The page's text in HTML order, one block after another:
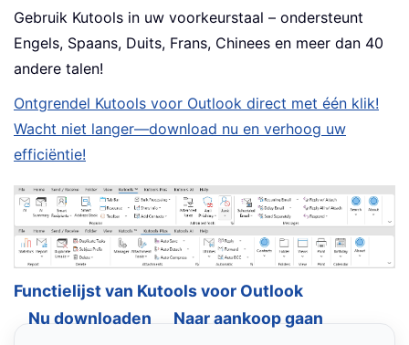
Gebruik Kutools in uw voorkeurstaal – ondersteunt
Engels, Spaans, Duits, Frans, Chinees en meer dan 40
andere talen!
Ontgrendel Kutools voor Outlook direct met één klik!
Wacht niet langer—download nu en verhoog uw
efficiëntie!
Functielijst van Kutools voor Outlook
Nu downloaden
Naar aankoop gaan